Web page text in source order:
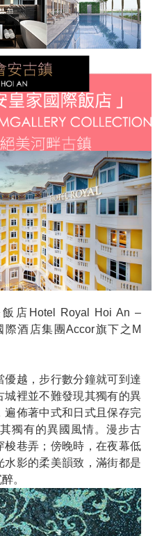
店Hotel Royal Hoi An –
際酒店集團Accor旗下之M
越，步行數分鐘就可到達
裡並不難發現其獨有的異
遍佈著中式和日式且保存完
獨有的異國風情。漫步古
巷弄；傍晚時，在夜幕低
影的柔美韻致，滿街都是
。